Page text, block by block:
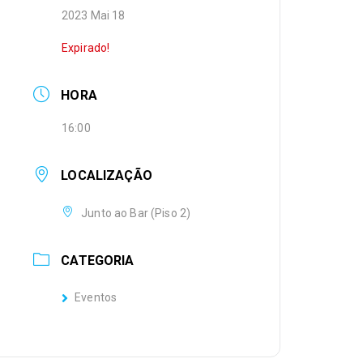
2023 Mai 18
Expirado!
HORA
16:00
LOCALIZAÇÃO
Junto ao Bar (Piso 2)
CATEGORIA
Eventos